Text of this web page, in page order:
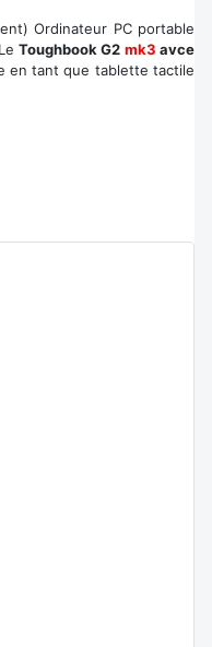
Ordinateur PC portable
Toughbook G2 mk3 avce
en tant que tablette tactile